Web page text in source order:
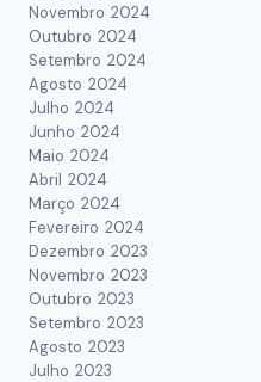
Novembro 2024
Outubro 2024
Setembro 2024
Agosto 2024
Julho 2024
Junho 2024
Maio 2024
Abril 2024
Março 2024
Fevereiro 2024
Dezembro 2023
Novembro 2023
Outubro 2023
Setembro 2023
Agosto 2023
Julho 2023